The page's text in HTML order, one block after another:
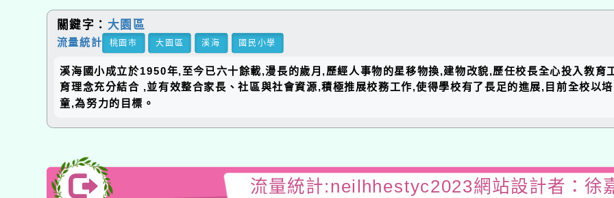
關鍵字： 大園區
流量統計 桃園市 大園區 溪海 國民小學
溪海國小成立於1950年,至今已六十餘載,漫長的歲月,歷經人事物的星移物換,建物改貌,歷任校長全心投入教育
育理念充分結合 ,並有效整合家長、社區與社會資源,積極推展校務工作,使得學校有了長足的進展,目前全校以
童,為努力的目標。
流量統計:neilhhestyc2023網站設計者：徐